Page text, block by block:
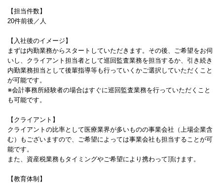
【担当件数】
20件前後／人
【入社後のイメージ】
まずは内勤業務からスタートしていただきます。その後、ご希望をお伺
いし、クライアント担当者として巡回監査業務を担当するか、引き続き
内勤業務担当として後輩指導等も行っていくかご選択していただくこと
が可能です。
※会計事務所経験者の場合はすぐに巡回監査業務を行っていただくこと
も可能です。
【クライアント】
クライアントの比率として医療業界が多いものの事業会社（上場企業含
む）もございますので、ご希望によっては事業会社も担当することが可
能です。
また、資産税業務もタイミングやご希望により携わって頂けます。
【教育体制】